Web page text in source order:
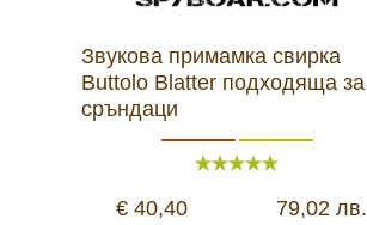
Звукова примамка свирка
Buttolo Blatter подходяща за
сръндаци
€ 40,40 79,02 лв.